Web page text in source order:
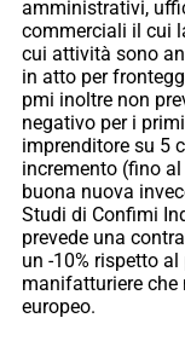
amministrativi,
commerciali il cui
cui attività sono
in atto per
pmi inoltre non
negativo per i
imprenditore su 5
incremento (fino
buona nuova
Studi di Confimi
prevede una
un -10% rispetto
manifatturiere che
europeo.